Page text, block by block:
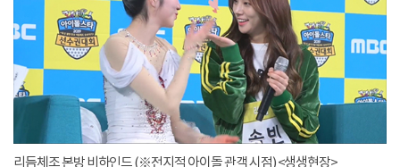
리듬체조 본방 비하인드 (※전지적 아이돌 관객 시점) <생생현장>